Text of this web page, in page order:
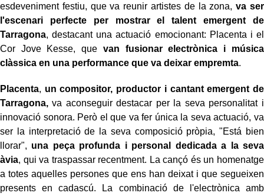
esdeveniment festiu, que va reunir artistes de la zona, va ser
l'escenari perfecte per mostrar el talent emergent de
Tarragona, destacant una actuació emocionant: Placenta i el
Cor Jove Kesse, que van fusionar electrònica i música
clàssica en una performance que va deixar empremta.
Placenta, un compositor, productor i cantant emergent de
Tarragona, va aconseguir destacar per la seva personalitat i
innovació sonora. Però el que va fer única la seva actuació, va
ser la interpretació de la seva composició pròpia, "Está bien
llorar", una peça profunda i personal dedicada a la seva
àvia, qui va traspassar recentment. La cançó és un homenatge
a totes aquelles persones que ens han deixat i que segueixen
presents en cadascú. La combinació de l'electrònica amb